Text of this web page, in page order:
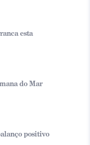
esta
do Mar
positivo